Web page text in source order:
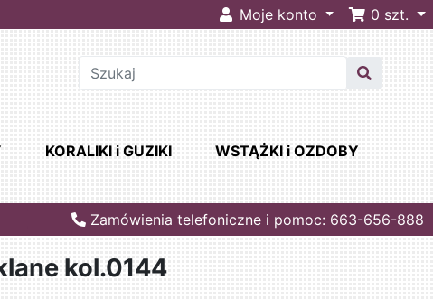
Moje konto 0 szt.
KORALIKI i GUZIKI WSTĄŻKI i OZDOBY
Zamówienia telefoniczne i pomoc: 663-656-888
kol.0144